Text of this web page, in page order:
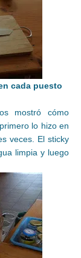
cada puesto
mostró cómo
lo hizo en
veces. El sticky
limpia y luego